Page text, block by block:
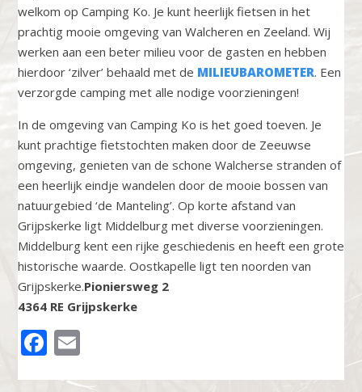
welkom op Camping Ko. Je kunt heerlijk fietsen in het
prachtig mooie omgeving van Walcheren en Zeeland. Wij
werken aan een beter milieu voor de gasten en hebben
hierdoor ‘zilver’ behaald met de MILIEUBAROMETER. Een
verzorgde camping met alle nodige voorzieningen!
In de omgeving van Camping Ko is het goed toeven. Je
kunt prachtige fietstochten maken door de Zeeuwse
omgeving, genieten van de schone Walcherse stranden of
een heerlijk eindje wandelen door de mooie bossen van
natuurgebied ‘de Manteling’. Op korte afstand van
Grijpskerke ligt Middelburg met diverse voorzieningen.
Middelburg kent een rijke geschiedenis en heeft een grote
historische waarde. Oostkapelle ligt ten noorden van
Grijpskerke.Pioniersweg 2
4364 RE Grijpskerke
FACEBOOK
EMAIL